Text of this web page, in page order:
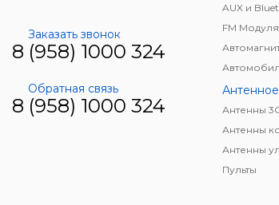
Заказать звонок
8 (958) 1000 324
Обратная связь
8 (958) 1000 324
AUX и
FM
Антенны
Антенны
Антенны
Пульты